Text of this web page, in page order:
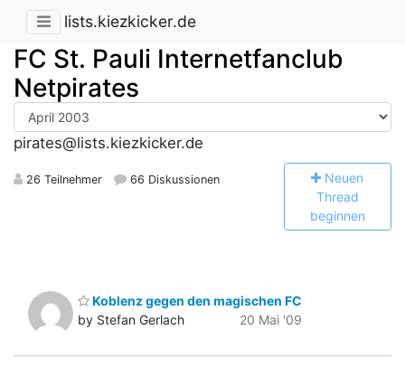
lists.kiezkicker.de
FC St. Pauli Internetfanclub
Netpirates
pirates@lists.kiezkicker.de
26 Teilnehmer 66 Diskussionen Neuen
Thread
beginnen
Koblenz gegen den magischen FC
by Stefan Gerlach
20 Mai '09